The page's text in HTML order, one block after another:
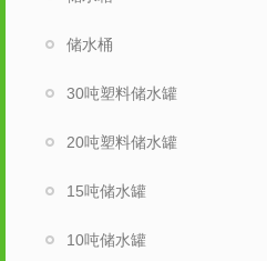
储水桶
30吨塑料储水罐
20吨塑料储水罐
15吨储水罐
10吨储水罐